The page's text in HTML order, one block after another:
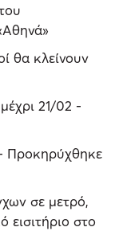
θα κλείνουν
21/02 -
Προκηρύχθηκε
σε μετρό,
στο